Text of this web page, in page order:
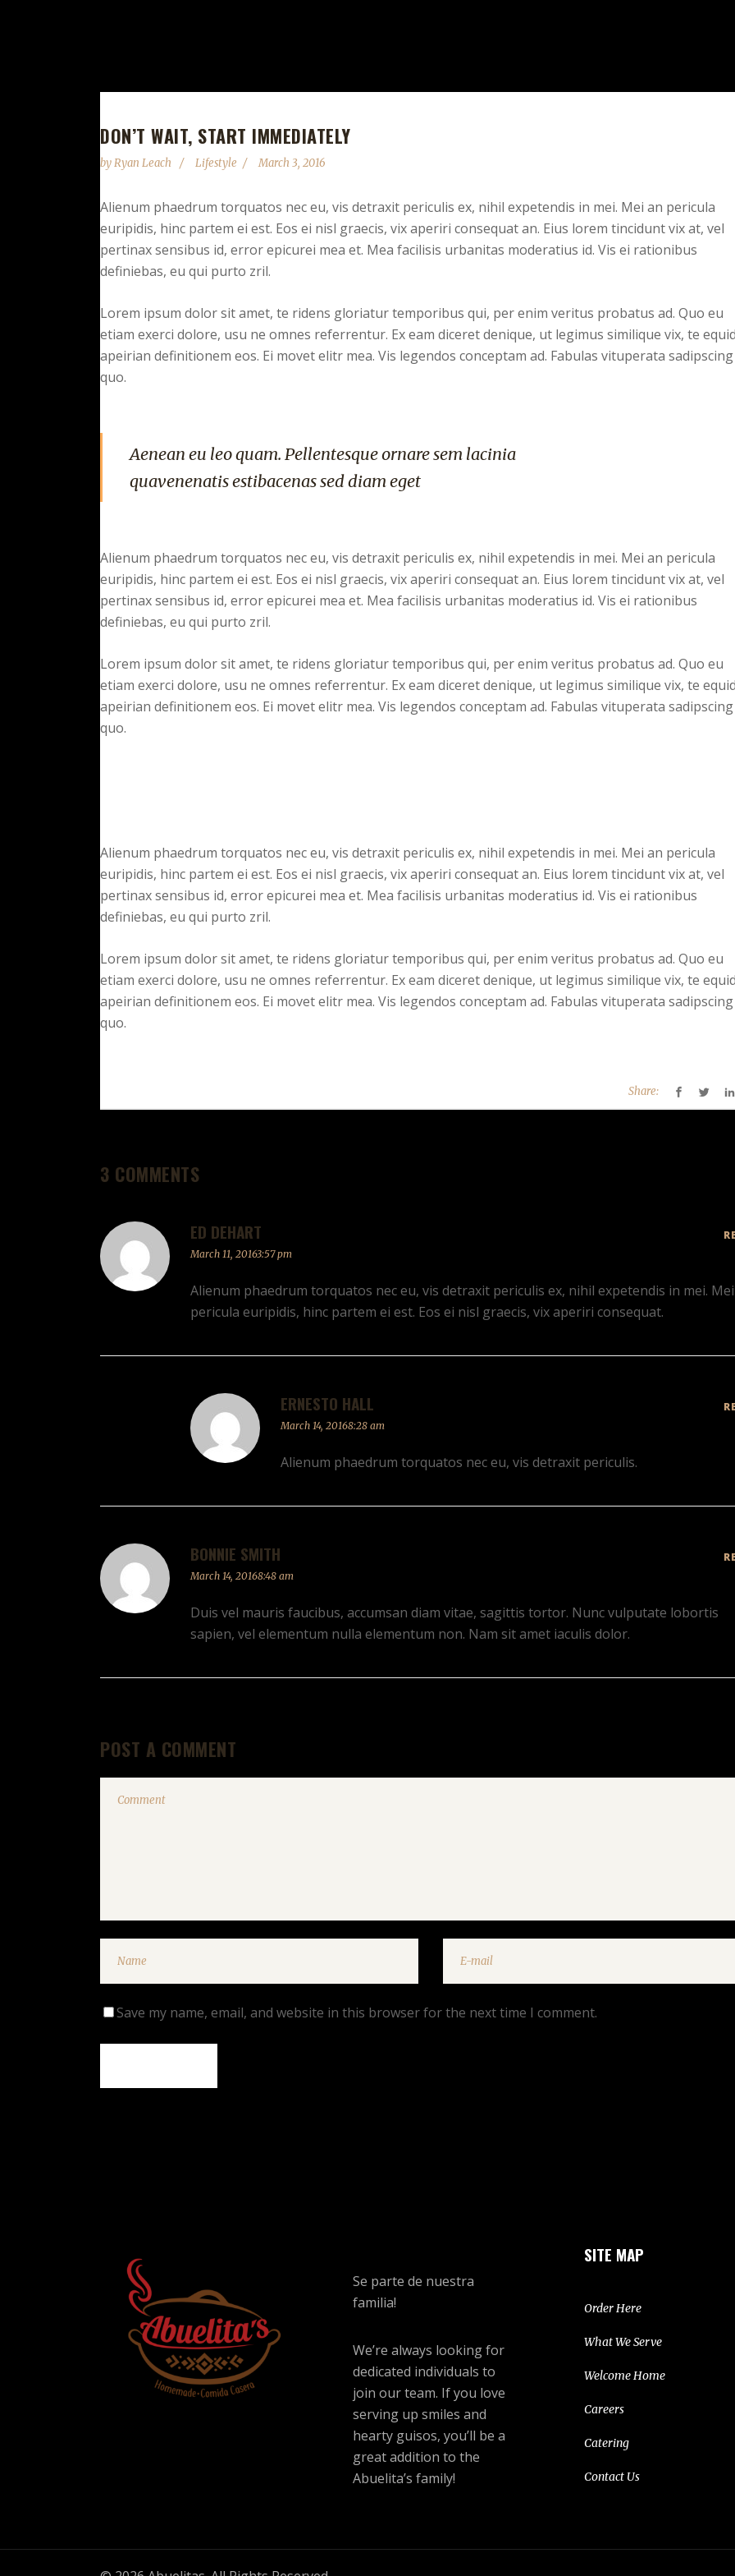
DON’T WAIT, START IMMEDIATELY
byRyan Leach Lifestyle March 3, 2016
Alienum phaedrum torquatos nec eu, vis detraxit periculis ex, nihil expetendis in mei. Mei an pericula
euripidis, hinc partem ei est. Eos ei nisl graecis, vix aperiri consequat an. Eius lorem tincidunt vix at, vel
pertinax sensibus id, error epicurei mea et. Mea facilisis urbanitas moderatius id. Vis ei rationibus
definiebas, eu qui purto zril.
Lorem ipsum dolor sit amet, te ridens gloriatur temporibus qui, per enim veritus probatus ad. Quo eu
etiam exerci dolore, usu ne omnes referrentur. Ex eam diceret denique, ut legimus similique vix, te
apeirian definitionem eos. Ei movet elitr mea. Vis legendos conceptam ad. Fabulas vituperata
quo.
Aenean eu leo quam. Pellentesque ornare sem lacinia
quavenenatis estibacenas sed diam eget
Alienum phaedrum torquatos nec eu, vis detraxit periculis ex, nihil expetendis in mei. Mei an pericula
euripidis, hinc partem ei est. Eos ei nisl graecis, vix aperiri consequat an. Eius lorem tincidunt vix at, vel
pertinax sensibus id, error epicurei mea et. Mea facilisis urbanitas moderatius id. Vis ei rationibus
definiebas, eu qui purto zril.
Lorem ipsum dolor sit amet, te ridens gloriatur temporibus qui, per enim veritus probatus ad. Quo eu
etiam exerci dolore, usu ne omnes referrentur. Ex eam diceret denique, ut legimus similique vix, te
apeirian definitionem eos. Ei movet elitr mea. Vis legendos conceptam ad. Fabulas vituperata
quo.
Alienum phaedrum torquatos nec eu, vis detraxit periculis ex, nihil expetendis in mei. Mei an pericula
euripidis, hinc partem ei est. Eos ei nisl graecis, vix aperiri consequat an. Eius lorem tincidunt vix at, vel
pertinax sensibus id, error epicurei mea et. Mea facilisis urbanitas moderatius id. Vis ei rationibus
definiebas, eu qui purto zril.
Lorem ipsum dolor sit amet, te ridens gloriatur temporibus qui, per enim veritus probatus ad. Quo eu
etiam exerci dolore, usu ne omnes referrentur. Ex eam diceret denique, ut legimus similique vix, te
apeirian definitionem eos. Ei movet elitr mea. Vis legendos conceptam ad. Fabulas vituperata
quo.
Share:
3 COMMENTS
ED DEHART
March 11, 20163:57 pm
Alienum phaedrum torquatos nec eu, vis detraxit periculis ex, nihil expetendis in mei.
pericula euripidis, hinc partem ei est. Eos ei nisl graecis, vix aperiri consequat.
ERNESTO HALL
March 14, 20168:28 am
Alienum phaedrum torquatos nec eu, vis detraxit periculis.
BONNIE SMITH
March 14, 20168:48 am
Duis vel mauris faucibus, accumsan diam vitae, sagittis tortor. Nunc vulputate lobortis
sapien, vel elementum nulla elementum non. Nam sit amet iaculis dolor.
POST A COMMENT
Save my name, email, and website in this browser for the next time I comment.
Se parte de nuestra
familia!
We’re always looking for
dedicated individuals to
join our team. If you love
serving up smiles and
hearty guisos, you’ll be a
great addition to the
Abuelita’s family!
SITE MAP
Order Here
What We Serve
Welcome Home
Careers
Catering
Contact Us